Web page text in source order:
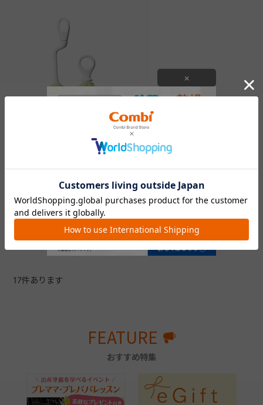
テテオ 哺乳びん＆乳首洗浄ブ
テテオ哺乳びんと乳首の洗浄
ト。回転式で洗浄が簡単で
す。
￥924
4.7（99）
17件あります
FEATURE
おすすめ特集
×